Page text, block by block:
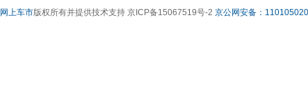
网上车市版权所有并提供技术支持 京ICP备15067519号-2 京公网安备：